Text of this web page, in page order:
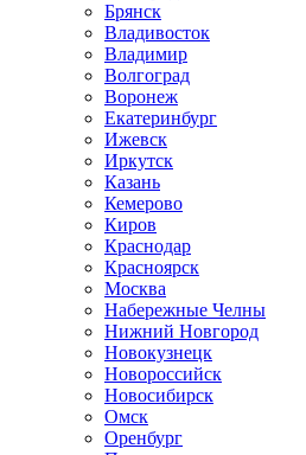
Брянск
Владивосток
Владимир
Волгоград
Воронеж
Екатеринбург
Ижевск
Иркутск
Казань
Кемерово
Киров
Краснодар
Красноярск
Москва
Набережные Челны
Нижний Новгород
Новокузнецк
Новороссийск
Новосибирск
Омск
Оренбург